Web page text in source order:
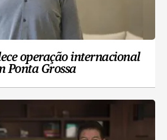
operação internacional
Ponta Grossa